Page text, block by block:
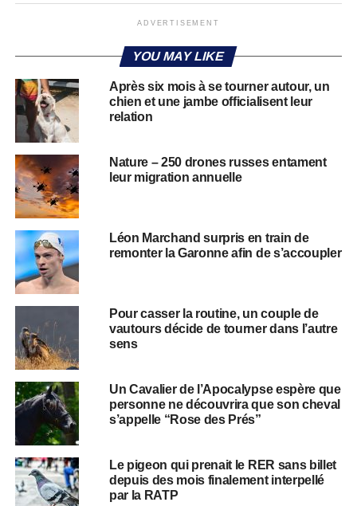
ADVERTISEMENT
YOU MAY LIKE
Après six mois à se tourner autour, un
chien et une jambe officialisent leur
relation
Nature – 250 drones russes entament
leur migration annuelle
Léon Marchand surpris en train de
remonter la Garonne afin de s’accoupler
Pour casser la routine, un couple de
vautours décide de tourner dans l’autre
sens
Un Cavalier de l’Apocalypse espère que
personne ne découvrira que son cheval
s’appelle “Rose des Prés”
Le pigeon qui prenait le RER sans billet
depuis des mois finalement interpellé
par la RATP